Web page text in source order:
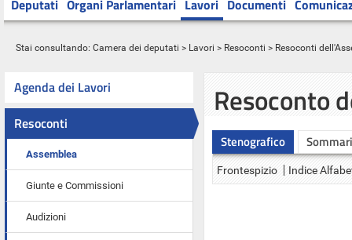
Deputati Organi Parlamentari Lavori Documenti
Stai consultando: Camera dei deputati > Lavori > Resoconti > Resoconti
Agenda dei Lavori
Resoconti
Assemblea
Giunte e Commissioni
Audizioni
Resoconto
Stenografico
Frontespizio Indice